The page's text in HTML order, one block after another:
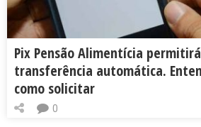
Pix Pensão Alimentícia
transferência automática.
como solicitar
0